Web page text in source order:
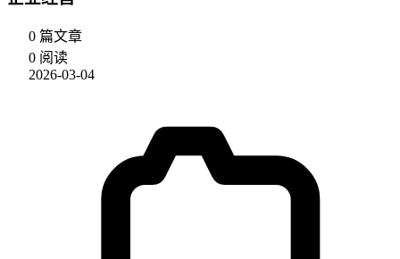
0 篇文章
0 阅读
2026-03-04